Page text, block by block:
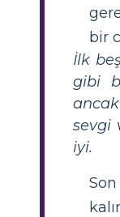
bir
İlk
gibi
sevgi
iyi.